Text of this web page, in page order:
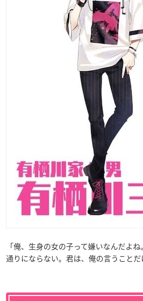
「俺、生身の女の子って嫌いなんだよ
通りにならない。君は、俺の言うことだ